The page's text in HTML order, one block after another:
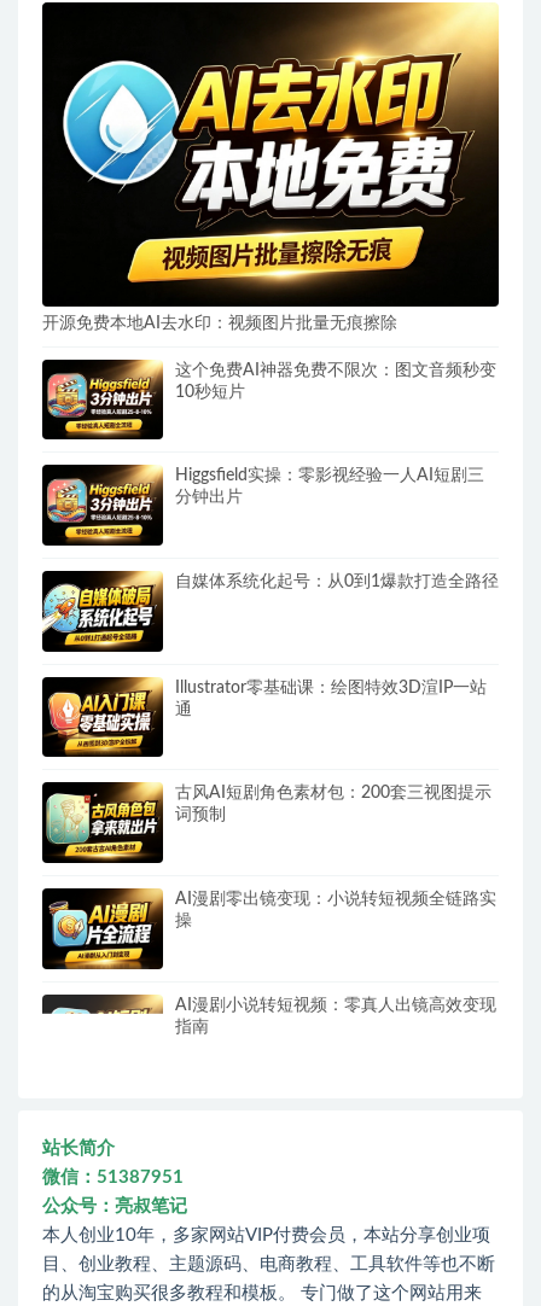
开源免费本地AI去水印：视频图片批量无痕擦除
这个免费AI神器免费不限次：图文音频秒变
10秒短片
Higgsfield实操：零影视经验一人AI短剧三
分钟出片
自媒体系统化起号：从0到1爆款打造全路径
Illustrator零基础课：绘图特效3D渲IP一站
通
古风AI短剧角色素材包：200套三视图提示
词预制
AI漫剧零出镜变现：小说转短视频全链路实
操
AI漫剧小说转短视频：零真人出镜高效变现
指南
站长简介
微信：51387951
公众号：亮叔笔记
本人创业10年，多家网站VIP付费会员，本站分享创业项
目、创业教程、主题源码、电商教程、工具软件等也不断
的从淘宝购买很多教程和模板。 专门做了这个网站用来